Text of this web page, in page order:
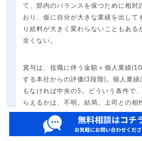
て、部内のバランスを保つために相対
おり、仮に自分が大きな業績を出して
り給料が大きく変わらないこともある
全くない。
賞与は、役職に伴う金額＋個人業績
する本社からの評価(3段階)。個人業績
もなければ中央の5。どういう条件で
らえるかは、不明。結局、上司との相
エ